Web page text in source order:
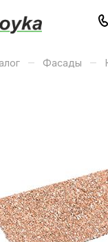
– Фасады –